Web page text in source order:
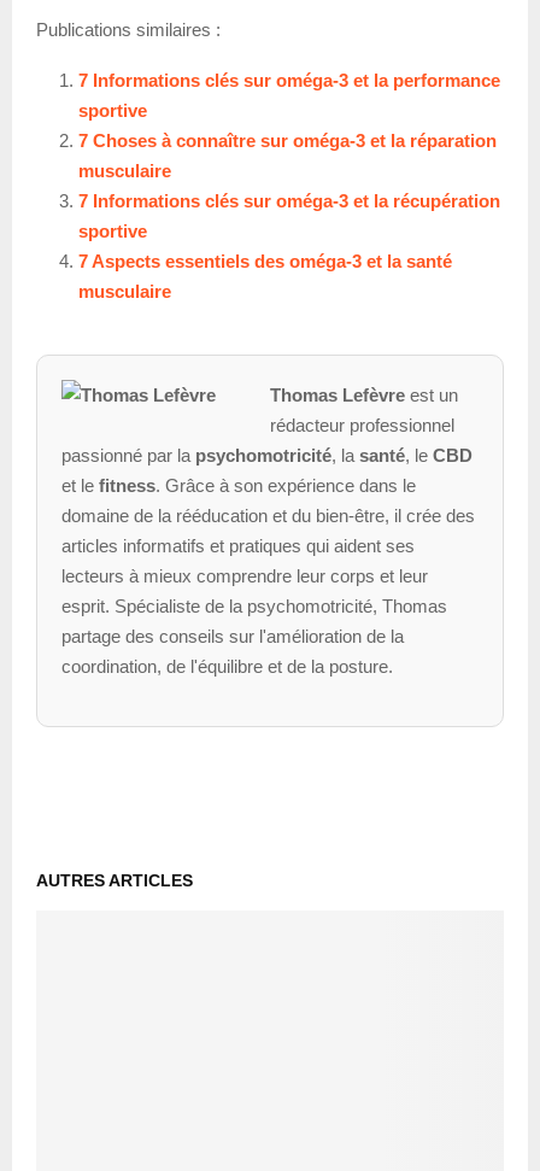
Publications similaires :
7 Informations clés sur oméga-3 et la performance
sportive
7 Choses à connaître sur oméga-3 et la réparation
musculaire
7 Informations clés sur oméga-3 et la récupération
sportive
7 Aspects essentiels des oméga-3 et la santé
musculaire
Thomas Lefèvreest un
rédacteur professionnel
passionné par la psychomotricité, la santé, le CBD
et le fitness. Grâce à son expérience dans le
domaine de la rééducation et du bien-être, il crée des
articles informatifs et pratiques qui aident ses
lecteurs à mieux comprendre leur corps et leur
esprit. Spécialiste de la psychomotricité, Thomas
partage des conseils sur l'amélioration de la
coordination, de l'équilibre et de la posture.
AUTRES ARTICLES